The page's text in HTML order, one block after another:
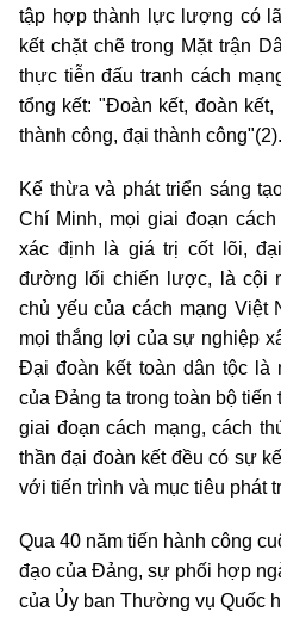
tập hợp thành lực lượng có
kết chặt chẽ trong Mặt trận
thực tiễn đấu tranh cách
tổng kết: "Đoàn kết, đoàn
thành công, đại thành công"(2).
Kế thừa và phát triển sáng
Chí Minh, mọi giai đoạn
xác định là giá trị cốt lõi,
đường lối chiến lược, là cội
chủ yếu của cách mạng Việt
mọi thắng lợi của sự nghiệp
Đại đoàn kết toàn dân tộc là
của Đảng ta trong toàn bộ tiến
giai đoạn cách mạng, cách
thần đại đoàn kết đều có sự
với tiến trình và mục tiêu phát
Qua 40 năm tiến hành công
đạo của Đảng, sự phối hợp
của Ủy ban Thường vụ Quốc